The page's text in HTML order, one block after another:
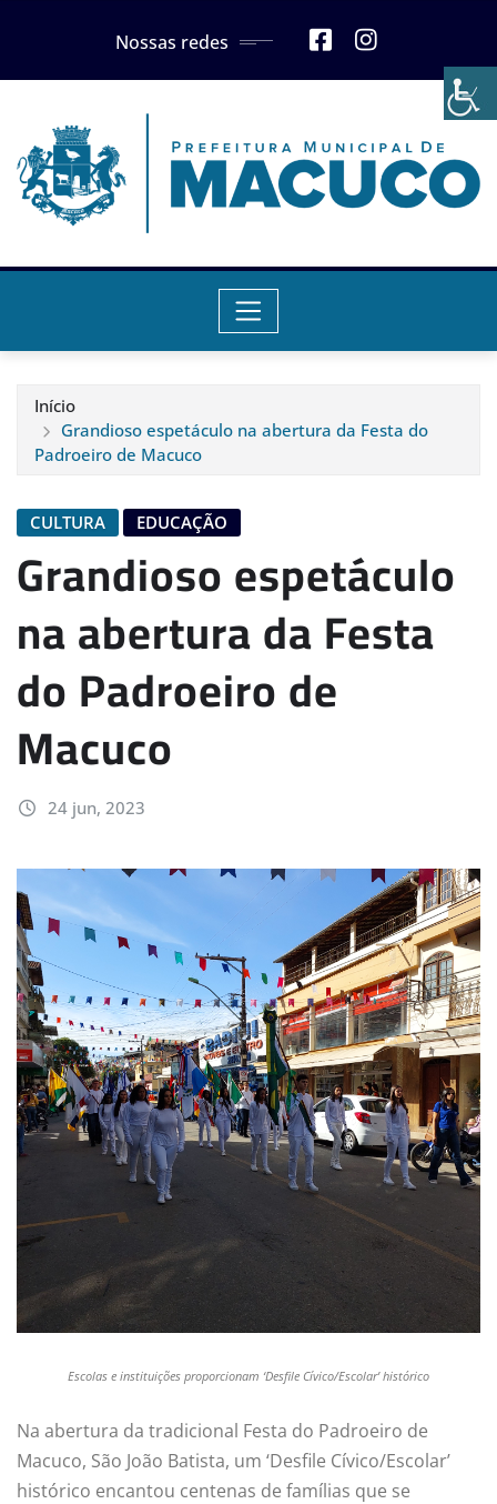
Nossas redes
Início
Grandioso espetáculo na abertura da Festa do
Padroeiro de Macuco
CULTURA EDUCAÇÃO
Grandioso espetáculo
na abertura da Festa
do Padroeiro de
Macuco
24 jun, 2023
Escolas e instituições proporcionam ‘Desfile Cívico/Escolar’ histórico
Na abertura da tradicional Festa do Padroeiro de
Macuco, São João Batista, um ‘Desfile Cívico/Escolar’
histórico encantou centenas de famílias que se